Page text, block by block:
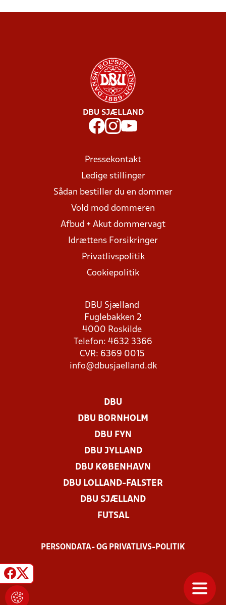
DBU SJÆLLAND
Pressekontakt
Ledige stillinger
Sådan bestiller du en dommer
Vold mod dommeren
Afbud + Akut dommervagt
Idrættens Forsikringer
Privatlivspolitik
Cookiepolitik
DBU Sjælland
Fuglebakken 2
4000 Roskilde
Telefon: 4632 3366
CVR: 6369 0015
info@dbusjaelland.dk
DBU
DBU BORNHOLM
DBU FYN
DBU JYLLAND
DBU KØBENHAVN
DBU LOLLAND-FALSTER
DBU SJÆLLAND
FUTSAL
PERSONDATA- OG PRIVATLIVS-POLITIK